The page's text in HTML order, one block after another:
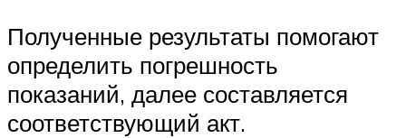
Полученные результаты помогают
определить погрешность
показаний, далее составляется
соответствующий акт.